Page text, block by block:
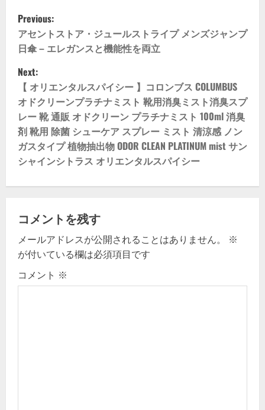
P
o
s
n
a
v
i
g
a
t
i
Previous:
アセントストア・ジュールストライプ メンズジャンプ
日傘 – エレガンスと機能性を両立
Next:
【 オリエンタルスパイシー 】コロンブス COLUMBUS
オドクリーンプラチナミスト 靴用消臭ミスト消臭スプ
レー 靴 通販 オドクリーン プラチナミスト 100ml 消臭
剤 靴用 除菌 シューケア スプレー ミスト 清涼感 ノン
ガスタイプ 植物抽出物 ODOR CLEAN PLATINUM mist サン
シャインシトラス オリエンタルスパイシー
コメントを残す
メールアドレスが公開されることはありません。
※
が付いている欄は必須項目です
コメント ※